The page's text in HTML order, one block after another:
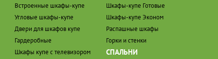
Встроенные шкафы-купе
Угловые шкафы-купе
Двери для шкафов купе
Гардеробные
Шкафы купе с телевизором
Шкафы-купе Готовые
Шкафы-купе Эконом
Распашные шкафы
Горки и стенки
СПАЛЬНИ